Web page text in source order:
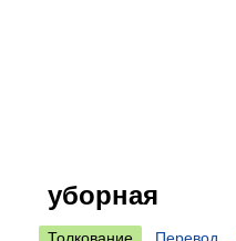
уборная